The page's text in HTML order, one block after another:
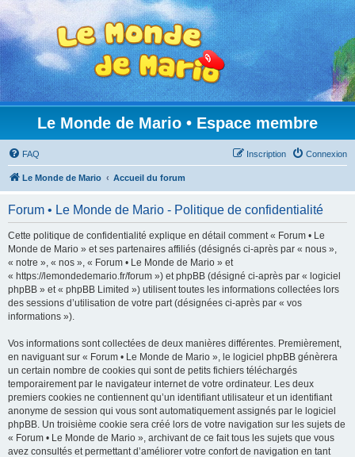
Le Monde de Mario • Espace membre
FAQ Connexion
Inscription
Le Monde de Mario Accueil du forum
Forum • Le Monde de Mario - Politique de confidentialité
Cette politique de confidentialité explique en détail comment « Forum • Le
Monde de Mario » et ses partenaires affiliés (désignés ci-après par « nous »,
« notre », « nos », « Forum • Le Monde de Mario » et
« https://lemondedemario.fr/forum ») et phpBB (désigné ci-après par « logiciel
phpBB » et « phpBB Limited ») utilisent toutes les informations collectées lors
des sessions d’utilisation de votre part (désignées ci-après par « vos
informations »).
Vos informations sont collectées de deux manières différentes. Premièrement,
en naviguant sur « Forum • Le Monde de Mario », le logiciel phpBB génèrera
un certain nombre de cookies qui sont de petits fichiers téléchargés
temporairement par le navigateur internet de votre ordinateur. Les deux
premiers cookies ne contiennent qu’un identifiant utilisateur et un identifiant
anonyme de session qui vous sont automatiquement assignés par le logiciel
phpBB. Un troisième cookie sera créé lors de votre navigation sur les sujets de
« Forum • Le Monde de Mario », archivant de ce fait tous les sujets que vous
avez consultés et permettant d’améliorer votre confort de navigation en tant